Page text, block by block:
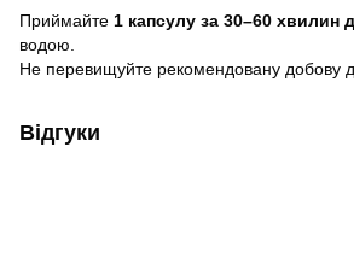
Приймайте 1 капсулу за 30–60 хвилин
водою.
Не перевищуйте рекомендовану добову
Відгуки